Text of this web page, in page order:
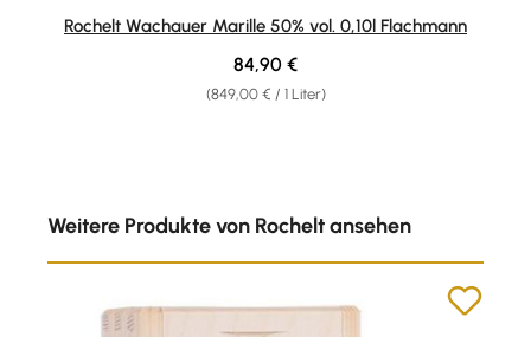
Durchschnittliche Bewertung von 4.93 von 5 Sternen
Rochelt Wachauer Marille 50% vol. 0,10l Flachmann
(849,00 € / 1 Liter)
Regulärer Preis:
84,90 €
Weitere Produkte von Rochelt ansehen